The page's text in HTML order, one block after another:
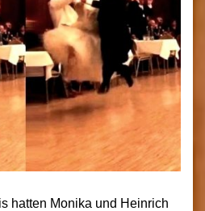
hatten Monika und Heinrich